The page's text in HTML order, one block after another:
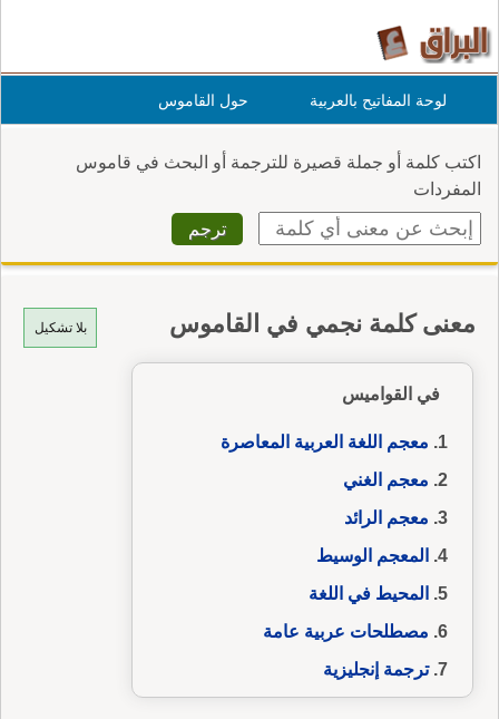
لوحة المفاتيح بالعربية حول القاموس
اكتب كلمة أو جملة قصيرة للترجمة أو البحث في قاموس
المفردات
بلا تشكيل معنى كلمة نجمي في القاموس
في القواميس
معجم اللغة العربية المعاصرة
معجم الغني
معجم الرائد
المعجم الوسيط
المحيط في اللغة
مصطلحات عربية عامة
ترجمة إنجليزية